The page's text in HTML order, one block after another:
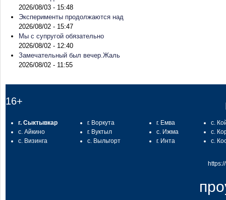
2026/08/03 - 15:48
Эксперименты продолжаются над
2026/08/02 - 15:47
Мы с супругой обязательно
2026/08/02 - 12:40
Замечательный был вечер.Жаль
2026/08/02 - 11:55
16+
г. Сыктывкар
с. Айкино
с. Визинга
г. Воркута
г. Вуктыл
с. Выльгорт
г. Емва
с. Ижма
г. Инта
с.
с.
с.